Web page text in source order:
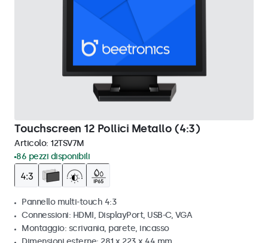
Touchscreen 12 Pollici Metallo (4:3)
Articolo: 12TSV7M
86 pezzi disponibili
Pannello multi-touch 4:3
Connessioni: HDMI, DisplayPort, USB-C, VGA
Montaggio: scrivania, parete, incasso